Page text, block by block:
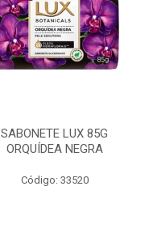
SABONETE LUX 85G
ORQUÍDEA NEGRA
Código: 33520